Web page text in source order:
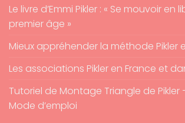
Le livre d’Emmi Pikler : « Se mouvoir en
premier âge »
Mieux appréhender la méthode Pikler
Les associations Pikler en France et
Tutoriel de Montage Triangle de Pikler
Mode d’emploi